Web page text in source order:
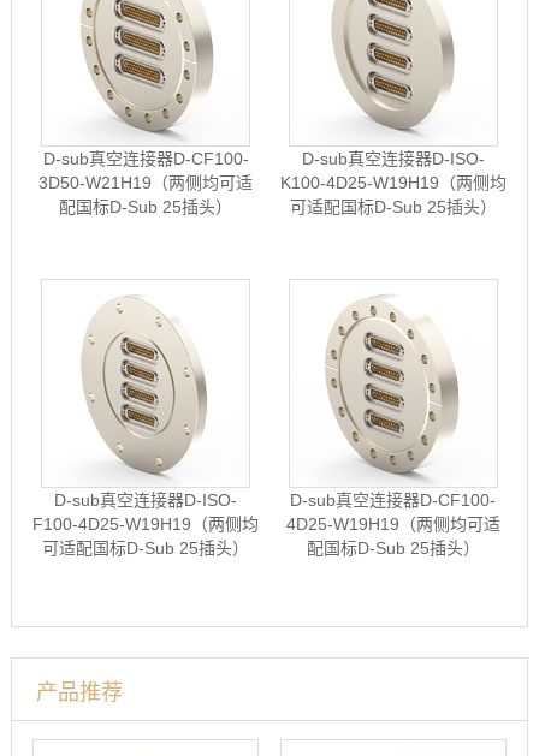
D-sub真空连接器D-CF100-
3D50-W21H19（两侧均可适
配国标D-Sub 25插头）
D-sub真空连接器D-ISO-
K100-4D25-W19H19（两侧均
可适配国标D-Sub 25插头）
D-sub真空连接器D-ISO-
F100-4D25-W19H19（两侧均
可适配国标D-Sub 25插头）
D-sub真空连接器D-CF100-
4D25-W19H19（两侧均可适
配国标D-Sub 25插头）
产品推荐